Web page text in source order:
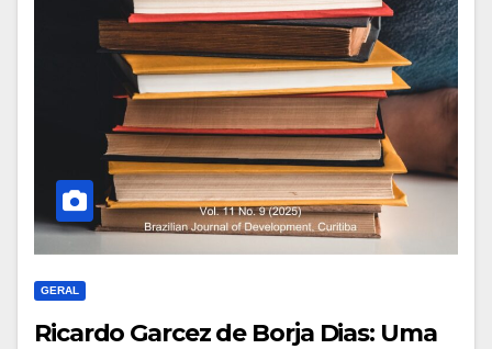
GERAL
Ricardo Garcez de Borja Dias: Uma